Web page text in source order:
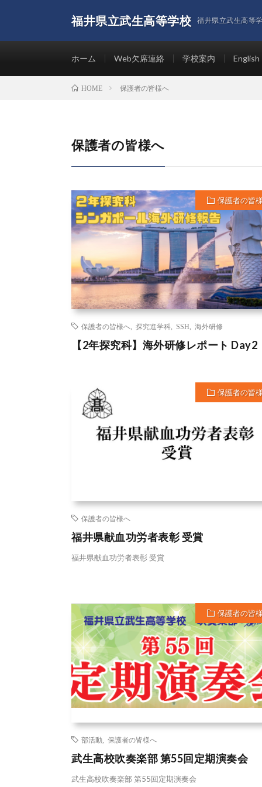
福井県立武生高等学校 福井県立武生高等
ホーム Web欠席連絡 学校案内 English
HOME 保護者の皆様へ
保護者の皆様へ
保護者の皆
保護者の皆様へ 探究進学科 SSH 海外研修
【2年探究科】海外研修レポート Day2
保護者の皆
保護者の皆様へ
福井県献血功労者表彰 受賞
福井県献血功労者表彰 受賞
保護者の皆
部活動 保護者の皆様へ
武生高校吹奏楽部 第55回定期演奏会
武生高校吹奏楽部 第55回定期演奏会